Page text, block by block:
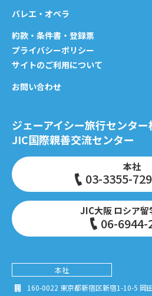
バレエ・オペラ
約款・条件書・登録票
プライバシーポリシー
サイトのご利用について
お問い合わせ
ジェーアイシー旅行センタ
JIC国際親善交流センター
本社
03-3355-
JIC大阪 ロシア留
06-6944-
本社
160-0022 東京都新宿区新宿1-10-5 岡